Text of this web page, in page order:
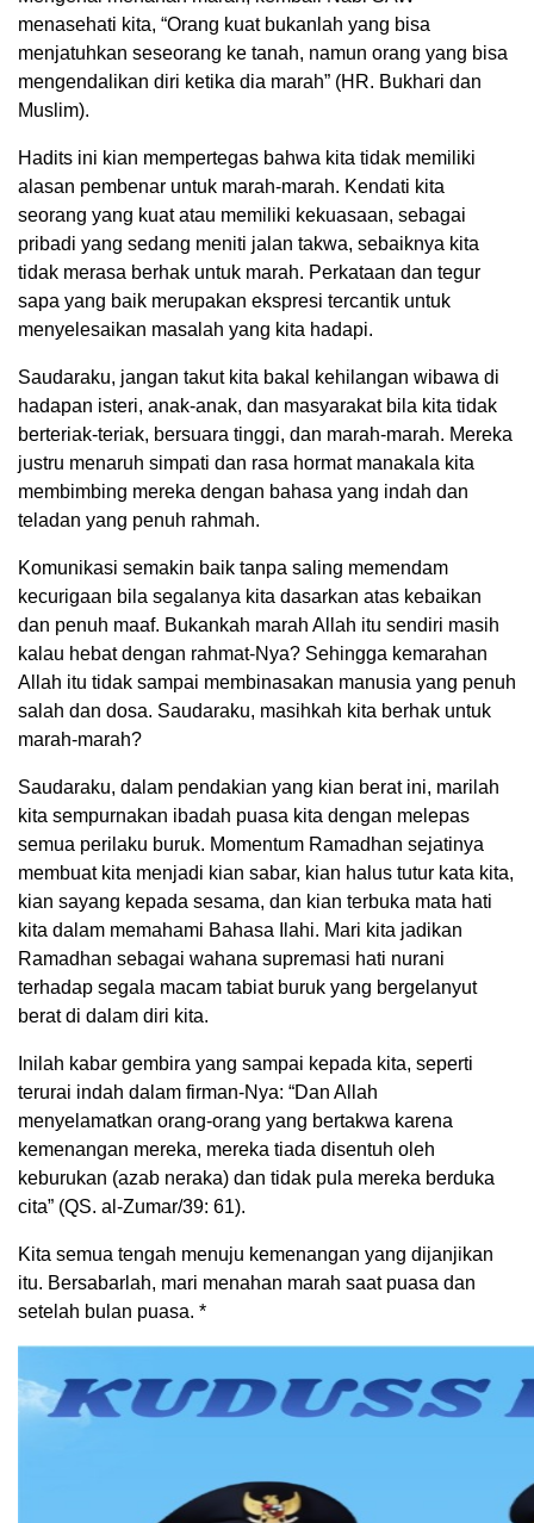
menasehati kita, “Orang kuat bukanlah yang bisa
menjatuhkan seseorang ke tanah, namun orang yang bisa
mengendalikan diri ketika dia marah” (HR. Bukhari dan
Muslim).
Hadits ini kian mempertegas bahwa kita tidak memiliki
alasan pembenar untuk marah-marah. Kendati kita
seorang yang kuat atau memiliki kekuasaan, sebagai
pribadi yang sedang meniti jalan takwa, sebaiknya kita
tidak merasa berhak untuk marah. Perkataan dan tegur
sapa yang baik merupakan ekspresi tercantik untuk
menyelesaikan masalah yang kita hadapi.
Saudaraku, jangan takut kita bakal kehilangan wibawa di
hadapan isteri, anak-anak, dan masyarakat bila kita tidak
berteriak-teriak, bersuara tinggi, dan marah-marah. Mereka
justru menaruh simpati dan rasa hormat manakala kita
membimbing mereka dengan bahasa yang indah dan
teladan yang penuh rahmah.
Komunikasi semakin baik tanpa saling memendam
kecurigaan bila segalanya kita dasarkan atas kebaikan
dan penuh maaf. Bukankah marah Allah itu sendiri masih
kalau hebat dengan rahmat-Nya? Sehingga kemarahan
Allah itu tidak sampai membinasakan manusia yang penuh
salah dan dosa. Saudaraku, masihkah kita berhak untuk
marah-marah?
Saudaraku, dalam pendakian yang kian berat ini, marilah
kita sempurnakan ibadah puasa kita dengan melepas
semua perilaku buruk. Momentum Ramadhan sejatinya
membuat kita menjadi kian sabar, kian halus tutur kata kita,
kian sayang kepada sesama, dan kian terbuka mata hati
kita dalam memahami Bahasa Ilahi. Mari kita jadikan
Ramadhan sebagai wahana supremasi hati nurani
terhadap segala macam tabiat buruk yang bergelanyut
berat di dalam diri kita.
Inilah kabar gembira yang sampai kepada kita, seperti
terurai indah dalam firman-Nya: “Dan Allah
menyelamatkan orang-orang yang bertakwa karena
kemenangan mereka, mereka tiada disentuh oleh
keburukan (azab neraka) dan tidak pula mereka berduka
cita” (QS. al-Zumar/39: 61).
Kita semua tengah menuju kemenangan yang dijanjikan
itu. Bersabarlah, mari menahan marah saat puasa dan
setelah bulan puasa. *⁠⁠⁠⁠